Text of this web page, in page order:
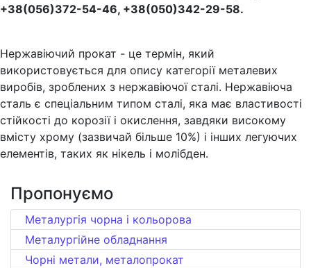
+38(056)372-54-46, +38(050)342-29-58.
Нержавіючий прокат - це термін, який
використовується для опису категорії металевих
виробів, зроблених з нержавіючої сталі. Нержавіюча
сталь є спеціальним типом сталі, яка має властивості
стійкості до корозії і окислення, завдяки високому
вмісту хрому (зазвичай більше 10%) і інших легуючих
елементів, таких як нікель і молібден.
Пропонуємо
Металургія чорна і кольорова
Металургійне обладнання
Чорні метали, металопрокат